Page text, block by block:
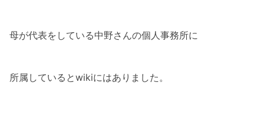
母が代表をしている中野さんの個人事務所に
所属しているとwikiにはありました。